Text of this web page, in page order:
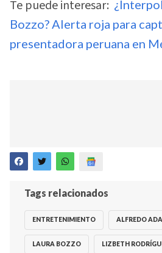
Te puede interesar:
Bozzo? Alerta roja para
presentadora peruana en
Tags relacionados
ENTRETENIMIENTO ALFREDO
LAURA BOZZO LIZBETH